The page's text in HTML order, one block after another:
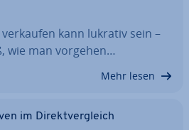
kann lukrativ sein –
wie man vorgehen…
Mehr lesen
im Di­rekt­ver­gleich